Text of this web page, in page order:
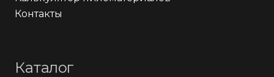
Контакты
Каталог